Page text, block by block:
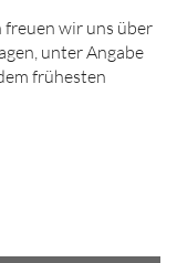
freuen wir uns über
unter Angabe
frühesten